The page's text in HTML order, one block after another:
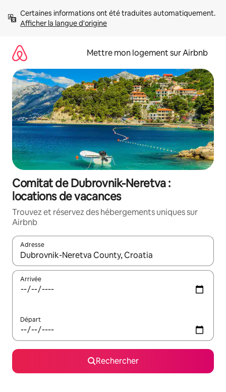
directement
Afficher la langue d'origine
Mettre mon logement sur Airbnb
Comitat de Dubrovnik-Neretva :
locations de vacances
Trouvez et réservez des hébergements uniques sur
Airbnb
Adresse
Lorsque les résultats s'affichent, utilisez les flèches vers le
Arrivée
Départ
Rechercher